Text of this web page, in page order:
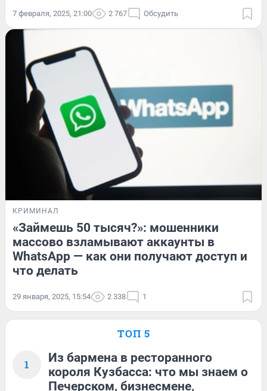
7 февраля, 2025, 21:00 2 767 Обсудить
КРИМИНАЛ
«Займешь 50 тысяч?»: мошенники
массово взламывают аккаунты в
WhatsApp — как они получают доступ и
что делать
29 января, 2025, 15:54 2 338 1
ТОП 5
1
Из бармена в ресторанного
короля Кузбасса: что мы знаем о
Печерском, бизнесмене,